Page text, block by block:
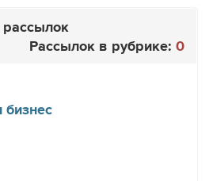
рассылок
Рассылок в рубрике: 0
бизнес